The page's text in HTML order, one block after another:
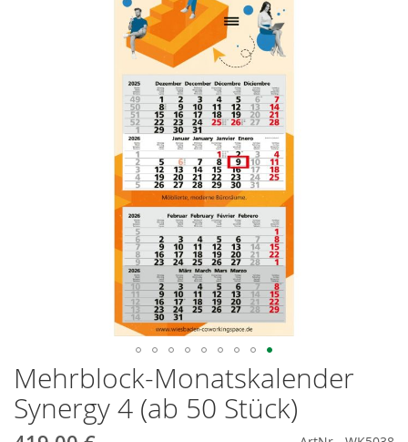
Mehrblock-Monatskalender
Synergy 4 (ab 50 Stück)
Zum
Anfang
der
Bildgalerie